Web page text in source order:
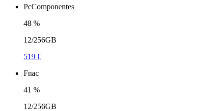
PcComponentes
48 %
12/256GB
519 €
Fnac
41 %
12/256GB